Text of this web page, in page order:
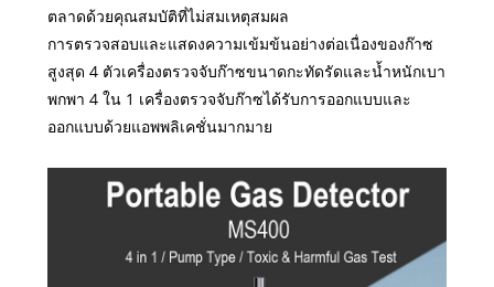
ตลาดด้วยคุณสมบัติที่ไม่สมเหตุสมผล
การตรวจสอบและแสดงความเข้มข้นอย่างต่อเนื่องของก๊าซ
สูงสุด 4 ตัวเครื่องตรวจจับก๊าซขนาดกะทัดรัดและน้ำหนักเบา
พกพา 4 ใน 1 เครื่องตรวจจับก๊าซได้รับการออกแบบและ
ออกแบบด้วยแอพพลิเคชั่นมากมาย